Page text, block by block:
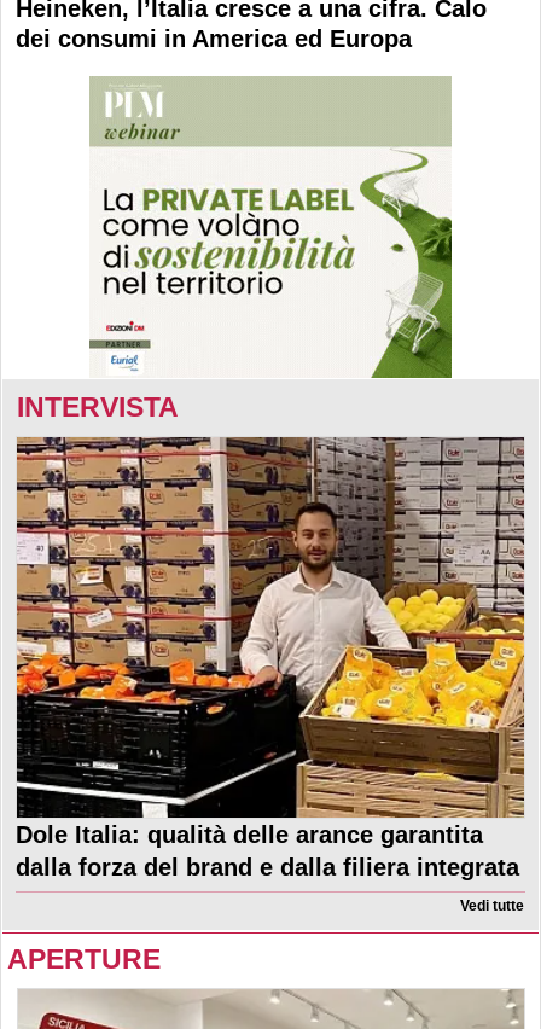
Heineken, l’Italia cresce a una cifra. Calo
dei consumi in America ed Europa
INTERVISTA
Dole Italia: qualità delle arance garantita
dalla forza del brand e dalla filiera integrata
Vedi tutte
APERTURE